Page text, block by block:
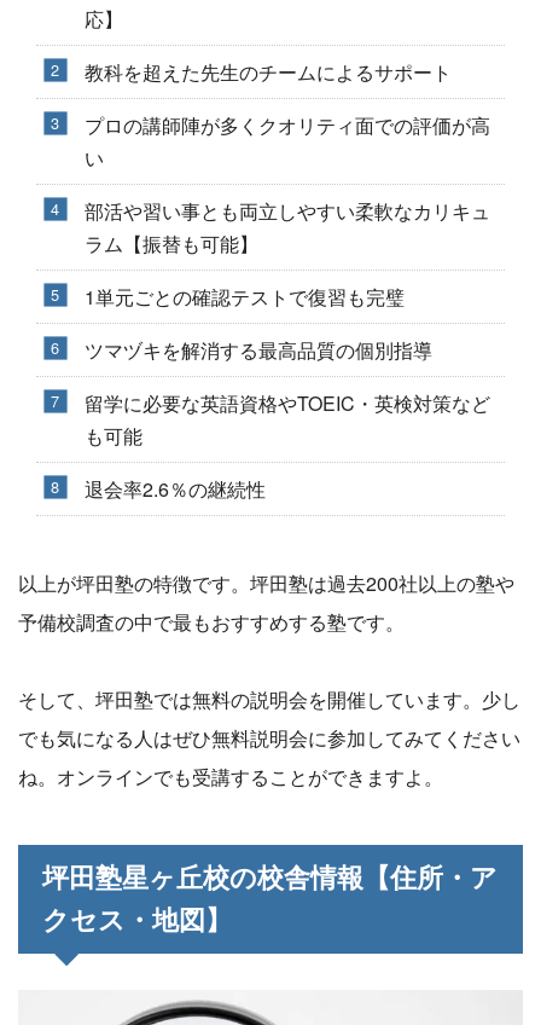
応】
教科を超えた先生のチームによるサポート
プロの講師陣が多くクオリティ面での評価が高
い
部活や習い事とも両立しやすい柔軟なカリキュ
ラム【振替も可能】
1単元ごとの確認テストで復習も完璧
ツマヅキを解消する最高品質の個別指導
留学に必要な英語資格やTOEIC・英検対策など
も可能
退会率2.6％の継続性
以上が坪田塾の特徴です。坪田塾は過去200社以上の塾や
予備校調査の中で最もおすすめする塾です。
そして、坪田塾では無料の説明会を開催しています。少し
でも気になる人はぜひ無料説明会に参加してみてください
ね。オンラインでも受講することができますよ。
坪田塾星ヶ丘校の校舎情報【住所・ア
クセス・地図】